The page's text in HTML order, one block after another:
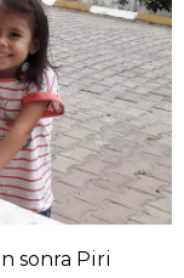
sonra Piri